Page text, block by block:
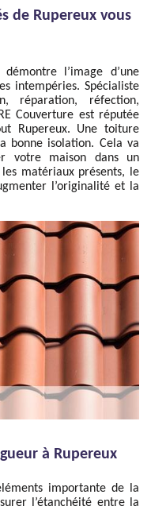
de Rupereux vous
l’image d’une
intempéries. Spécialiste
réparation, réfection,
Couverture est réputée
Rupereux. Une toiture
bonne isolation. Cela va
votre maison dans un
matériaux présents, le
l’originalité et la
à Rupereux
importante de la
l’étanchéité entre la